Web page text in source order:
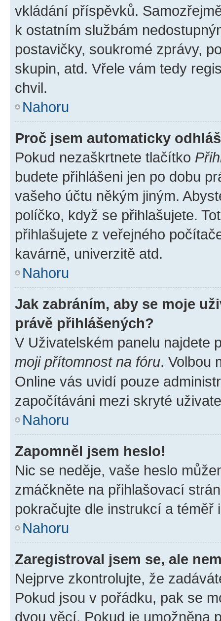
vkládání příspěvků.
k ostatním službám
postavičky, soukromé zprávy,
skupin, atd. Vřele vám tedy
chvil.
Nahoru
Proč jsem automaticky
Pokud nezaškrtnete tlačítko
budete přihlášeni jen po dobu
vašeho účtu někým jiným.
políčko, když se přihlašujete.
přihlašujete z veřejného
kavárně, univerzitě atd.
Nahoru
Jak zabráním, aby se moje
právě přihlášených?
V Uživatelském panelu najdete
moji přítomnost na fóru. Volbou
Online vás uvidí pouze
započítáváni mezi skryté
Nahoru
Zapomněl jsem heslo!
Nic se neděje, vaše heslo
zmáčkněte na přihlašovací
pokračujte dle instrukcí a téměř
Nahoru
Zaregistroval jsem se, ale
Nejprve zkontrolujte, že
Pokud jsou v pořádku, pak se
dvou věcí. Pokud je umožněna